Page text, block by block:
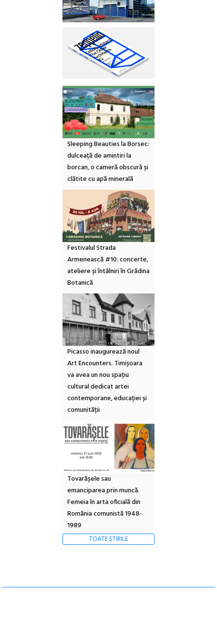
Sleeping Beauties la Borsec:
dulceață de amintiri la
borcan, o cameră obscură și
clătite cu apă minerală
Festivalul Strada
Armenească #10: concerte,
ateliere și întâlniri în Grădina
Botanică
Picasso inaugurează noul
Art Encounters. Timișoara
va avea un nou spațiu
cultural dedicat artei
contemporane, educației și
comunității
Tovarășele sau
emanciparea prin muncă.
Femeia în arta oficială din
România comunistă 1948-
1989
TOATE ȘTIRILE